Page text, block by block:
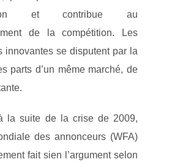
et contribue au
de la compétition. Les
innovantes se disputent par la
parts d’un même marché, de
la suite de la crise de 2009,
des annonceurs (WFA)
fait sien l’argument selon